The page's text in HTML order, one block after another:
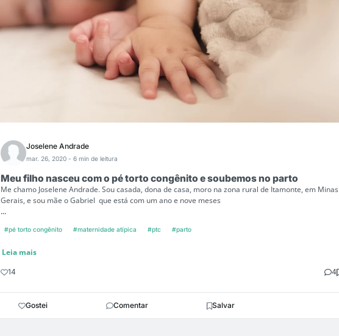
Joselene Andrade
mar. 26, 2020 - 6 min de leitura
Meu filho nasceu com o pé torto congênito e soubemos no parto
Me chamo Joselene Andrade. Sou casada, dona de casa, moro na zona rural de Itamonte, em Minas
Gerais, e sou mãe o Gabriel que está com um ano e nove meses
...
#pé torto congênito #maternidade atípica #ptc #parto
Leia mais
14 4
Gostei Comentar Salvar